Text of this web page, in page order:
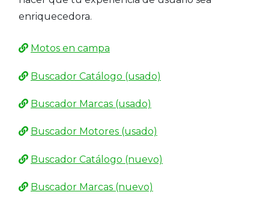
Motores
Nuevos
Motores
Formulario
Empresa
enriquecedora.
Motos en campa
Buscador Catálogo (usado)
Buscador Marcas (usado)
Buscador Motores (usado)
Buscador Catálogo (nuevo)
Buscador Marcas (nuevo)